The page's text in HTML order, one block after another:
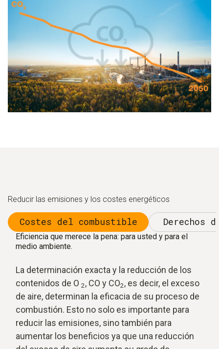
Reducir las emisiones y los costes energéticos
Costes del combustible Derechos
Eficiencia que merece la pena: para usted y para el
medio ambiente.
La determinación exacta y la reducción de los
contenidos de O 2, CO y CO2, es decir, el exceso
de aire, determinan la eficacia de su proceso de
combustión. Esto no solo es importante para
reducir las emisiones, sino también para
aumentar los beneficios ya que una reducción